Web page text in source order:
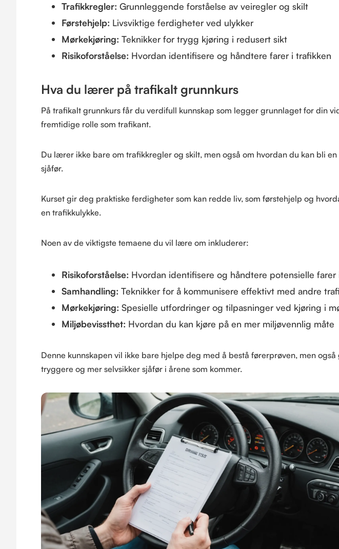
Trafikkregler: Grunnleggende forståelse av veiregler og skilt
Førstehjelp: Livsviktige ferdigheter ved ulykker
Mørkekjøring: Teknikker for trygg kjøring i redusert sikt
Risikoforståelse: Hvordan identifisere og håndtere farer i trafikken
Hva du lærer på trafikalt grunnkurs
På trafikalt grunnkurs får du verdifull kunnskap som legger grunnlaget for din
fremtidige rolle som trafikant.
Du lærer ikke bare om trafikkregler og skilt, men også om hvordan du kan bli
sjåfør.
Kurset gir deg praktiske ferdigheter som kan redde liv, som førstehjelp og
en trafikkulykke.
Noen av de viktigste temaene du vil lære om inkluderer:
Risikoforståelse: Hvordan identifisere og håndtere potensielle farer
Samhandling: Teknikker for å kommunisere effektivt med andre
Mørkekjøring: Spesielle utfordringer og tilpasninger ved kjøring i
Miljøbevissthet: Hvordan du kan kjøre på en mer miljøvennlig måte
Denne kunnskapen vil ikke bare hjelpe deg med å bestå førerprøven, men
tryggere og mer selvsikker sjåfør i årene som kommer.